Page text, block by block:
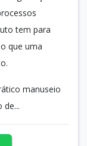
tem para
que uma
manuseio
de...